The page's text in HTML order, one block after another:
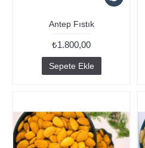
Antep Fıstık
₺1.800,00
Sepete Ekle